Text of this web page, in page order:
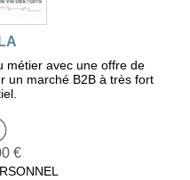
métier avec une offre de
un marché B2B à très fort
€